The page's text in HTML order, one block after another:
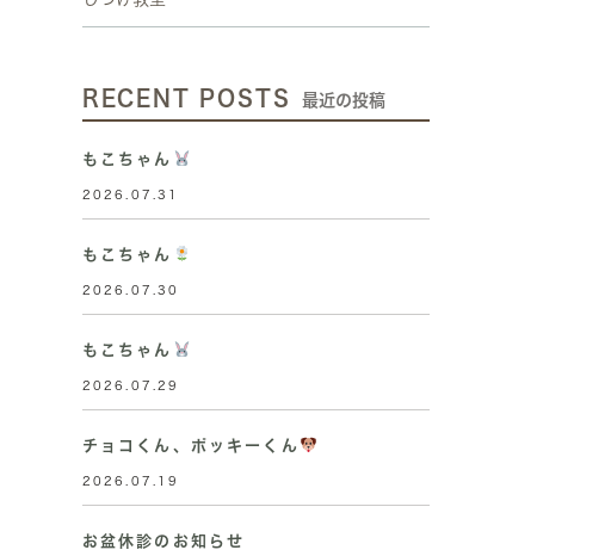
RECENT POSTS 最近の投稿
もこちゃん
2026.07.31
もこちゃん
2026.07.30
もこちゃん
2026.07.29
チョコくん、ポッキーくん
2026.07.19
お盆休診のお知らせ